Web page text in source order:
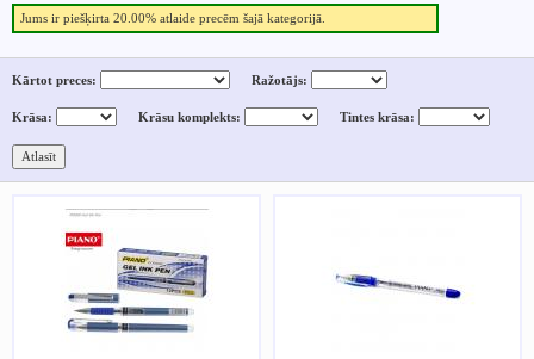
Jums ir piešķirta 20.00% atlaide precēm šajā kategorijā.
Kārtot preces: Ražotājs:
Krāsa: Krāsu komplekts: Tintes krāsa: